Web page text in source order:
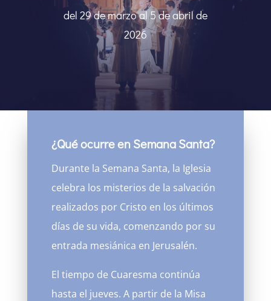
del 29 de marzo al 5 de abril de
2026
¿Qué ocurre en Semana Santa?
Durante la Semana Santa, la Iglesia
celebra los misterios de la salvación
realizados por Cristo en los últimos
días de su vida, comenzando por su
entrada mesiánica en Jerusalén.
El tiempo de Cuaresma continúa
hasta el jueves. A partir de la Misa